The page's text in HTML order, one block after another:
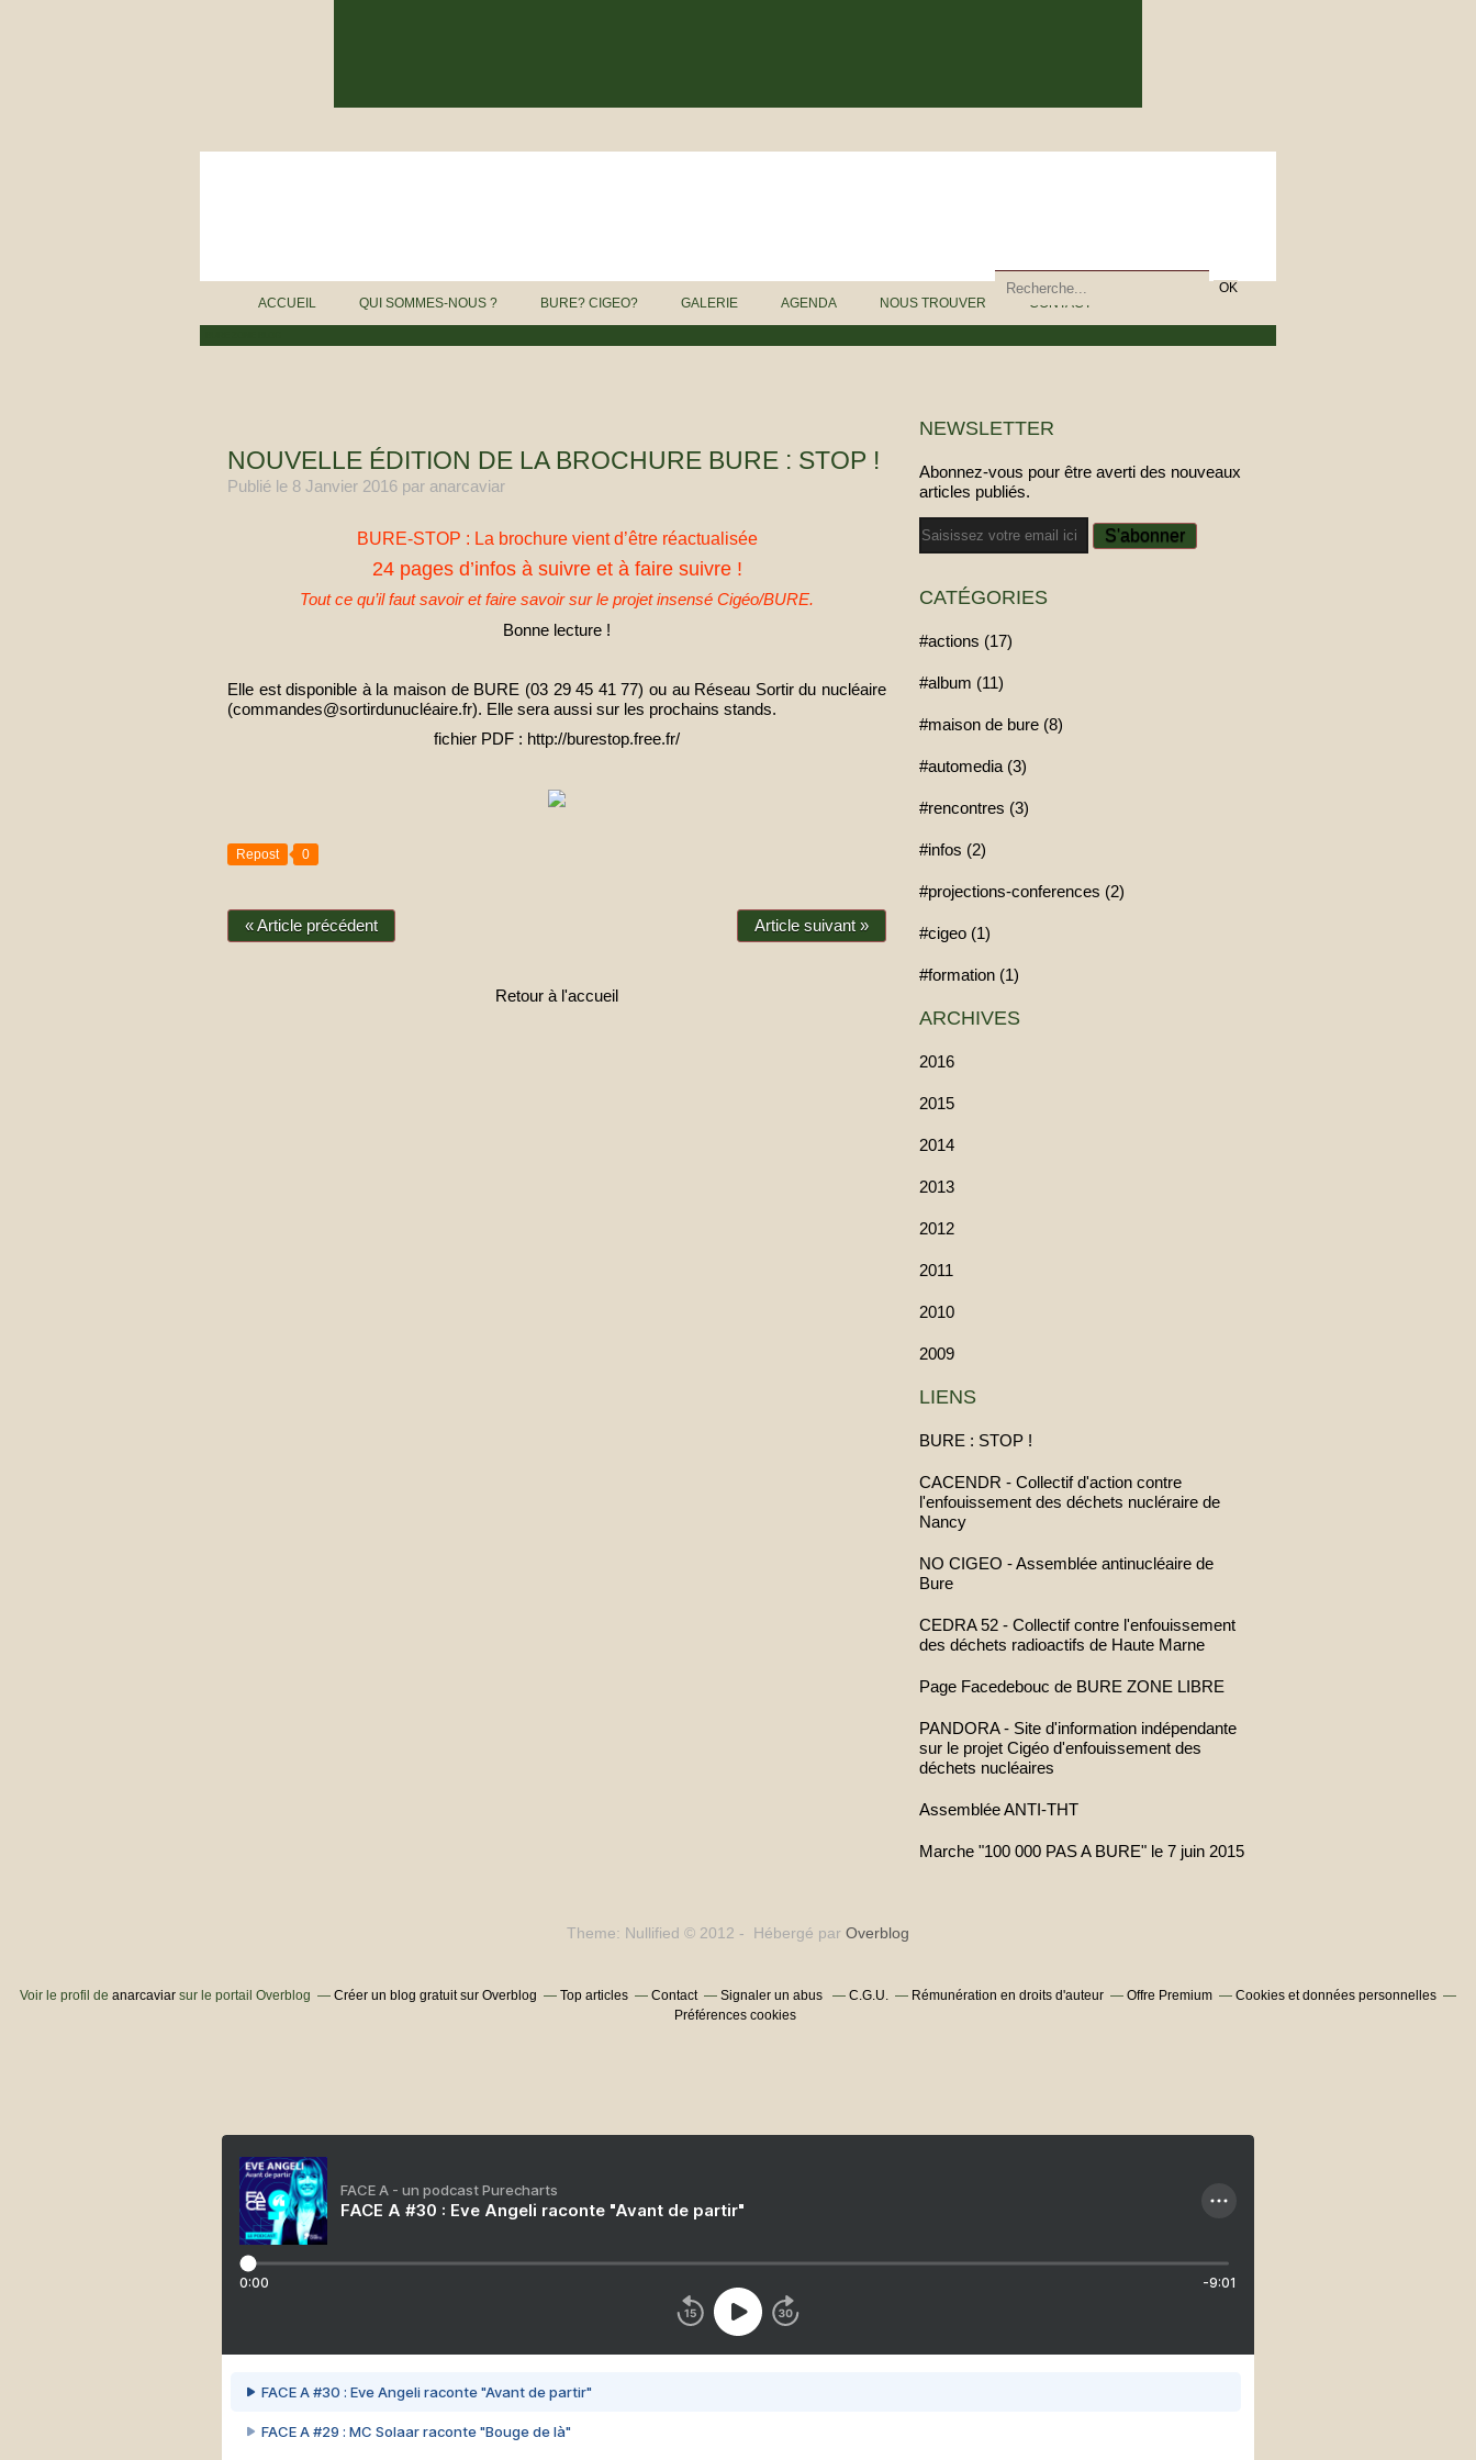
ACCUEIL QUI SOMMES-NOUS ? BURE? CIGEO? GALERIE AGENDA NOUS TROUVER CONTACT
NOUVELLE ÉDITION DE LA BROCHURE BURE : STOP !
Publié le 8 Janvier 2016 par anarcaviar
BURE-STOP : La brochure vient d’être réactualisée
24 pages d’infos à suivre et à faire suivre !
Tout ce qu’il faut savoir et faire savoir sur le projet insensé Cigéo/BURE.
Bonne lecture !
Elle est disponible à la maison de BURE (03 29 45 41 77) ou au Réseau Sortir du nucléaire
(commandes@sortirdunucléaire.fr). Elle sera aussi sur les prochains stands.
fichier PDF : http://burestop.free.fr/
Repost 0
« Article précédent Article suivant »
Retour à l'accueil
NEWSLETTER
Abonnez-vous pour être averti des nouveaux
articles publiés.
Email
CATÉGORIES
#actions (17)
#album (11)
#maison de bure (8)
#automedia (3)
#rencontres (3)
#infos (2)
#projections-conferences (2)
#cigeo (1)
#formation (1)
ARCHIVES
2016
2015
2014
2013
2012
2011
2010
2009
LIENS
BURE : STOP !
CACENDR - Collectif d'action contre
l'enfouissement des déchets nucléraire de
Nancy
NO CIGEO - Assemblée antinucléaire de
Bure
CEDRA 52 - Collectif contre l'enfouissement
des déchets radioactifs de Haute Marne
Page Facedebouc de BURE ZONE LIBRE
PANDORA - Site d'information indépendante
sur le projet Cigéo d'enfouissement des
déchets nucléaires
Assemblée ANTI-THT
Marche "100 000 PAS A BURE" le 7 juin 2015
Theme: Nullified © 2012 - Hébergé par Overblog
Voir le profil de anarcaviar sur le portail Overblog Créer un blog gratuit sur Overblog Top articles Contact Signaler un abus C.G.U. Rémunération en droits d'auteur Offre Premium
Cookies et données personnelles
Préférences cookies
FACE A - un podcast Purecharts
FACE A #30 : Eve Angeli raconte "Avant de partir"
0:00 -9:01
FACE A #30 : Eve Angeli raconte "Avant de partir"
FACE A #29 : MC Solaar raconte "Bouge de là"